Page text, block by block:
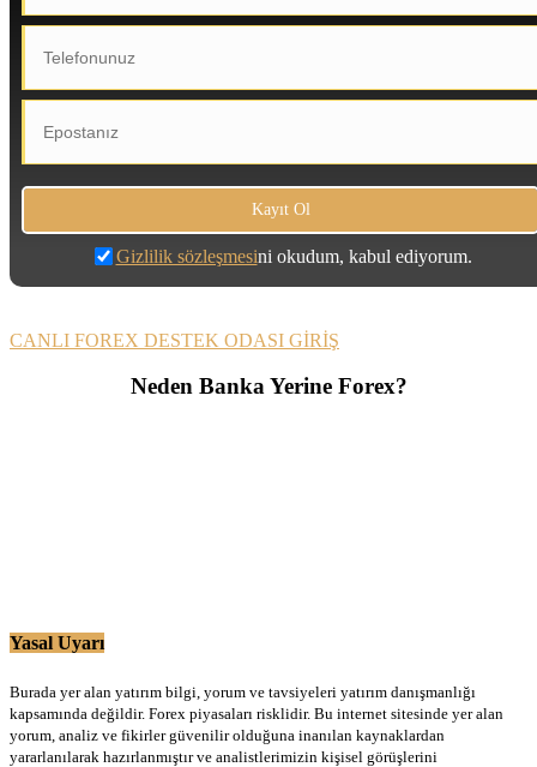
Gizlilik sözleşmesini okudum, kabul ediyorum.
CANLI FOREX DESTEK ODASI GİRİŞ
Neden Banka Yerine Forex?
Yasal Uyarı
Burada yer alan yatırım bilgi, yorum ve tavsiyeleri yatırım danışmanlığı
kapsamında değildir. Forex piyasaları risklidir. Bu internet sitesinde yer alan
yorum, analiz ve fikirler güvenilir olduğuna inanılan kaynaklardan
yararlanılarak hazırlanmıştır ve analistlerimizin kişisel görüşlerini